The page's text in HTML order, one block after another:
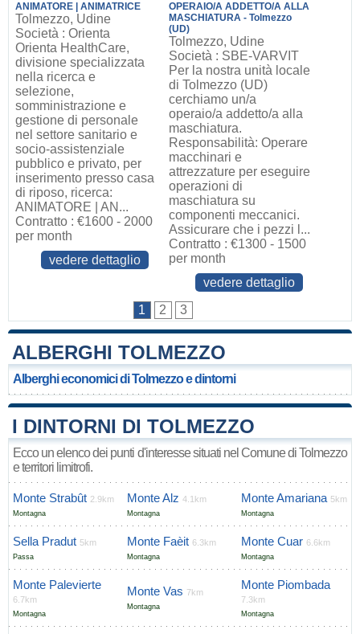
ANIMATORE | ANIMATRICE
Tolmezzo, Udine
Società : Orienta
Orienta HealthCare,
divisione specializzata
nella ricerca e
selezione,
somministrazione e
gestione di personale
nel settore sanitario e
socio-assistenziale
pubblico e privato, per
inserimento presso casa
di riposo, ricerca:
ANIMATORE | AN...
Contratto : €1600 - 2000
per month
vedere dettaglio
OPERAIO/A ADDETTO/A ALLA
MASCHIATURA - Tolmezzo
(UD)
Tolmezzo, Udine
Società : SBE-VARVIT
Per la nostra unità locale
di Tolmezzo (UD)
cerchiamo un/a
operaio/a addetto/a alla
maschiatura.
Responsabilità: Operare
macchinari e
attrezzature per eseguire
operazioni di
maschiatura su
componenti meccanici.
Assicurare che i pezzi l...
Contratto : €1300 - 1500
per month
vedere dettaglio
1
2 3
ALBERGHI TOLMEZZO
Alberghi economici di Tolmezzo e dintorni
I DINTORNI DI TOLMEZZO
Ecco un elenco dei punti d'interesse situati nel Comune di Tolmezzo
e territori limitrofi.
Monte Strabût 2.9km
Montagna
Monte Alz 4.1km
Montagna
Monte Amariana 5km
Montagna
Sella Pradut 5km
Passa
Monte Faèit 6.3km
Montagna
Monte Cuar 6.6km
Montagna
Monte Palevierte
6.7km
Montagna
Monte Vas 7km
Montagna
Monte Piombada
7.3km
Montagna